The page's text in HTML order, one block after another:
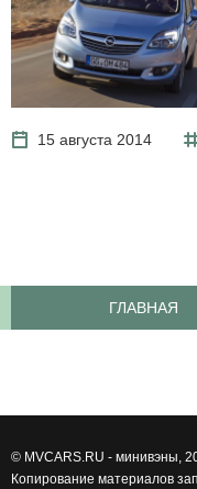
15 августа 2014
ГЛАВНАЯ
© MVCARS.RU - минивэны,
Копирование материалов